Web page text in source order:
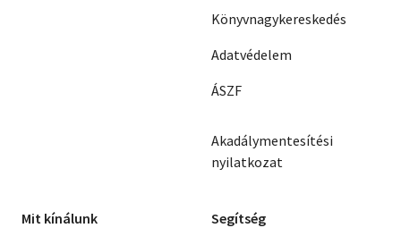
Könyvnagykereskedés
Adatvédelem
ÁSZF
Akadálymentesítési
nyilatkozat
Mit kínálunk Segítség